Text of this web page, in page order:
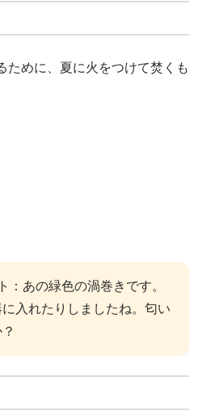
ために、夏に火をつけて焚くも
：あの緑色の渦巻きです。
入れたりしましたね。匂い